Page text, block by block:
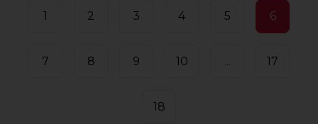
1 2 3 4 5 6
7 8 9 10 ... 17
18